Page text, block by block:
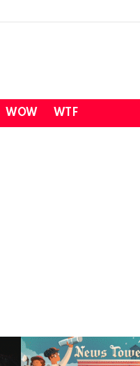
WOW WTF